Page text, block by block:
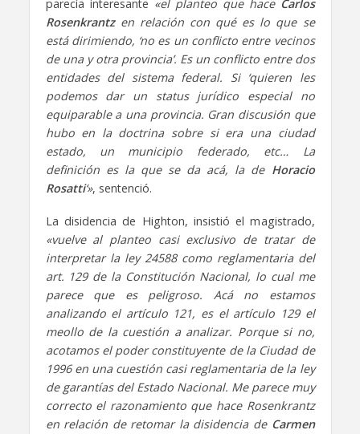
parecía interesante «el planteo que hace Carlos
Rosenkrantzen relación con qué es lo que se
está dirimiendo, ‘no es un conflicto entre vecinos
de una y otra provincia’. Es un conflicto entre dos
entidades del sistema federal. Si ‘quieren les
podemos dar un status jurídico especial no
equiparable a una provincia. Gran discusión que
hubo en la doctrina sobre si era una ciudad
estado, un municipio federado, etc… La
definición es la que se da acá, la de Horacio
Rosatti‘», sentenció.
La disidencia de Highton, insistió el magistrado,
«vuelve al planteo casi exclusivo de tratar de
interpretar la ley 24588 como reglamentaria del
art. 129 de la Constitución Nacional, lo cual me
parece que es peligroso. Acá no estamos
analizando el artículo 121, es el artículo 129 el
meollo de la cuestión a analizar. Porque si no,
acotamos el poder constituyente de la Ciudad de
1996 en una cuestión casi reglamentaria de la ley
de garantías del Estado Nacional. Me parece muy
correcto el razonamiento que hace Rosenkrantz
en relación de retomar la disidencia de Carmen